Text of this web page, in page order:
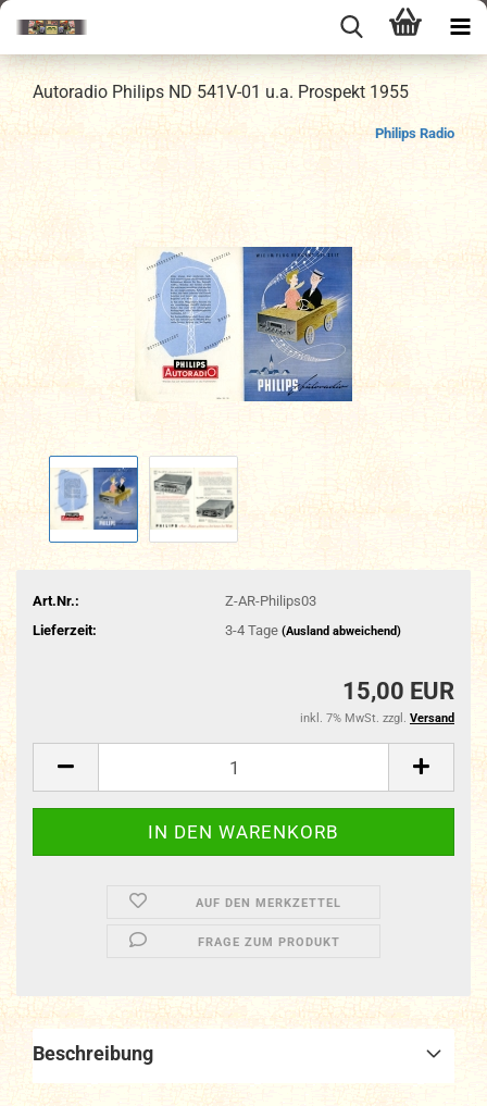
Autoradio Philips ND 541V-01 u.a. Prospekt 1955
Philips Radio
Art.Nr.:
Z-AR-Philips03
Lieferzeit:
3-4 Tage (Ausland abweichend)
15,00 EUR
inkl. 7% MwSt. zzgl. Versand
AUF DEN MERKZETTEL
FRAGE ZUM PRODUKT
Beschreibung